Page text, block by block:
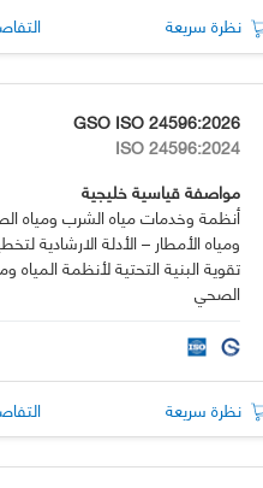
نظرة سريعة
GSO ISO 24596:2026
ISO 24596:2024
مواصفة قياسية خليجية
أنظمة وخدمات مياه الشرب ومياه
ومياه الأمطار – الأدلة الارشادية
تقوية البنية التحتية لأنظمة المياه
الصحي
نظرة سريعة